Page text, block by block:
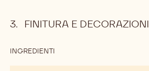
FINITURA E DECORAZIONI
INGREDIENTI